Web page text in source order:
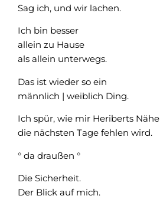
Sag ich, und wir lachen.
Ich bin besser
allein zu Hause
als allein unterwegs.
Das ist wieder so ein
männlich | weiblich Ding.
Ich spür, wie mir Heriberts Nähe
die nächsten Tage fehlen wird.
° da draußen °
Die Sicherheit.
Der Blick auf mich.